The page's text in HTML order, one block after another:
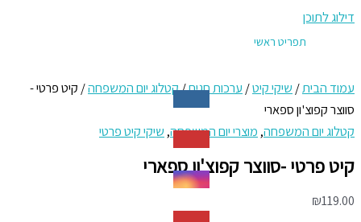
דילוג לתוכן
תפריט ראשי
עמוד הבית/ שיקי קיט/ ערכות חגים/קטלוג יום המשפחה/ קיט פרטי -
סווצר קפוצ'ון ספארי
קטלוג יום המשפחה, מוצרי יום המשפחה, שיקי קיט פרטי
קיט פרטי -סווצר קפוצ'ון ספארי
₪119.00